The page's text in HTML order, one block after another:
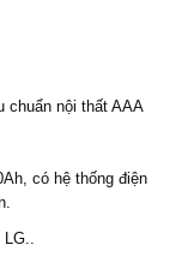
chuẩn nội thất AAA
có hệ thống điện